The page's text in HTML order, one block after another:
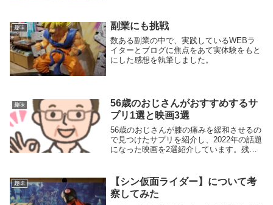
趣味 副業にも挑戦
数ある副業の中で、実践しているWEBラ
イターとブログに焦点をあて実体験をもと
にした感想を執筆しました。
趣味
56歳のおじさんがおすすめするサ
プリ1選と映画3選
56歳のおじさんが膝の痛みを緩和させるの
で見つけたサプリを紹介し、2022年の話題
になった映画を2選紹介しています。残り1
趣味
【シン仮面ライダー】について考
察してみた